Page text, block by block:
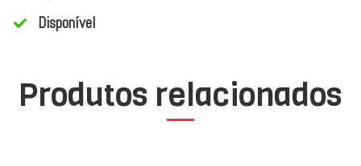
Disponível
Produtos relacionados